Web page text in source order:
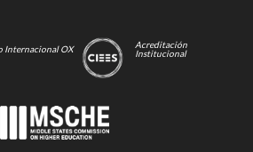
Internacional OX
Acreditación
Institucional